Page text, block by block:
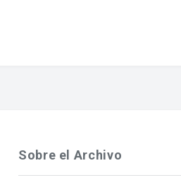
Sobre el Archivo